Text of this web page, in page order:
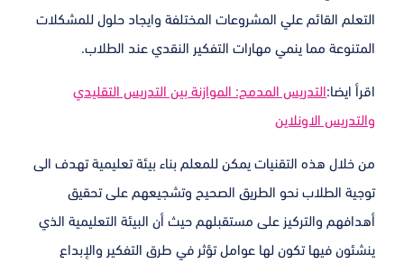
التعلم القائم علي المشروعات المختلفة وايجاد حلول للمشكلات
المتنوعة مما ينمي مهارات التفكير النقدي عند الطلاب.
اقرأ ايضا: التدريس المدمج: الموازنة بين التدريس التقليدي
والتدريس الاونلاين
من خلال هذه التقنيات يمكن للمعلم بناء بيئة تعليمية تهدف الى
توجية الطلاب نحو الطريق الصحيح وتشجيعهم على تحقيق
أهدافهم والتركيز على مستقبلهم حيث أن البيئة التعليمية الذي
ينشئون فيها تكون لها عوامل تؤثر في طرق التفكير والإبداع